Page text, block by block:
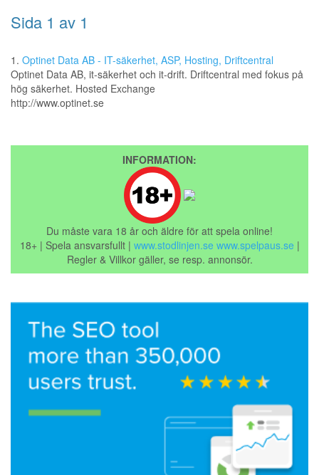
Sida 1 av 1
1. Optinet Data AB - IT-säkerhet, ASP, Hosting, Driftcentral
Optinet Data AB, it-säkerhet och it-drift. Driftcentral med fokus på
hög säkerhet. Hosted Exchange
http://www.optinet.se
INFORMATION:
Du måste vara 18 år och äldre för att spela online!
18+ | Spela ansvarsfullt | www.stodlinjen.se www.spelpaus.se |
Regler & Villkor gäller, se resp. annonsör.